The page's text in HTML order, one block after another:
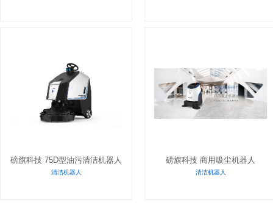
磅旗科技 75D型油污清洁机器人
清洁机器人
磅旗科技 商用吸尘机器人
清洁机器人